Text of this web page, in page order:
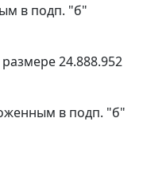
в подп. "б"
24.888.952
в подп. "б"